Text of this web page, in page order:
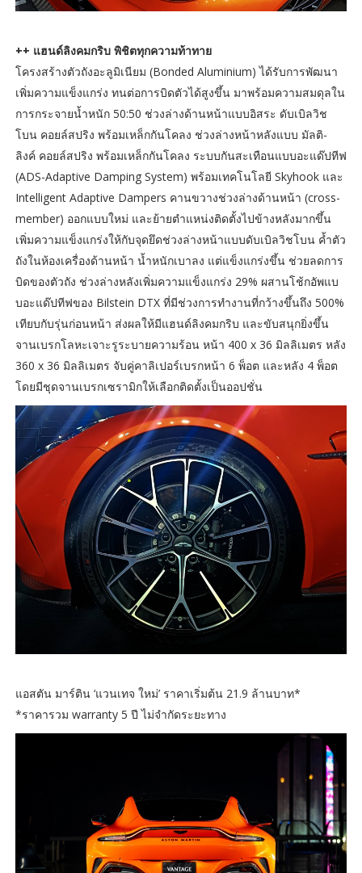
++ แฮนด์ลิงคมกริบ พิชิตทุกความท้าทาย
โครงสร้างตัวถังอะลูมิเนียม (Bonded Aluminium) ได้รับการพัฒนา
เพิ่มความแข็งแกร่ง ทนต่อการบิดตัวได้สูงขึ้น มาพร้อมความสมดุลใน
การกระจายน้ำหนัก 50:50 ช่วงล่างด้านหน้าแบบอิสระ ดับเบิลวิช
โบน คอยล์สปริง พร้อมเหล็กกันโคลง ช่วงล่างหน้าหลังแบบ มัลติ-
ลิงค์ คอยล์สปริง พร้อมเหล็กกันโคลง ระบบกันสะเทือนแบบอะแด๊ปทีฟ
(ADS-Adaptive Damping System) พร้อมเทคโนโลยี Skyhook และ
Intelligent Adaptive Dampers คานขวางช่วงล่างด้านหน้า (cross-
member) ออกแบบใหม่ และย้ายตำแหน่งติดตั้งไปข้างหลังมากขึ้น
เพิ่มความแข็งแกร่งให้กับจุดยึดช่วงล่างหน้าแบบดับเบิลวิชโบน ค้ำตัว
ถังในห้องเครื่องด้านหน้า น้ำหนักเบาลง แต่แข็งแกร่งขึ้น ช่วยลดการ
บิดของตัวถัง ช่วงล่างหลังเพิ่มความแข็งแกร่ง 29% ผสานโช้กอัพแบ
บอะแด๊ปทีฟของ Bilstein DTX ที่มีช่วงการทำงานที่กว้างขึ้นถึง 500%
เทียบกับรุ่นก่อนหน้า ส่งผลให้มีแฮนด์ลิงคมกริบ และขับสนุกยิ่งขึ้น
จานเบรกโลหะเจาะรูระบายความร้อน หน้า 400 x 36 มิลลิเมตร หลัง
360 x 36 มิลลิเมตร จับคู่คาลิเปอร์เบรกหน้า 6 พ็อต และหลัง 4 พ็อต
โดยมีชุดจานเบรกเซรามิกให้เลือกติดตั้งเป็นออปชั่น
แอสตัน มาร์ติน ‘แวนเทจ ใหม่’ ราคาเริ่มต้น 21.9 ล้านบาท*
*ราคารวม warranty 5 ปี ไม่จำกัดระยะทาง